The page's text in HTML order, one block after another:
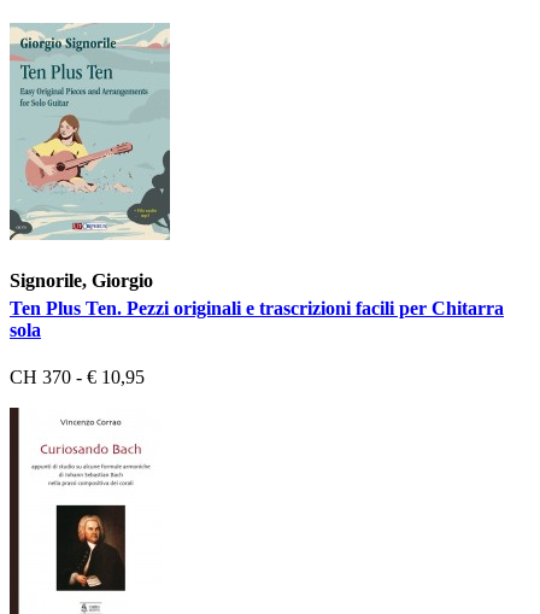
Signorile, Giorgio
Ten Plus Ten. Pezzi originali e trascrizioni facili per Chitarra
sola
CH 370 - € 10,95